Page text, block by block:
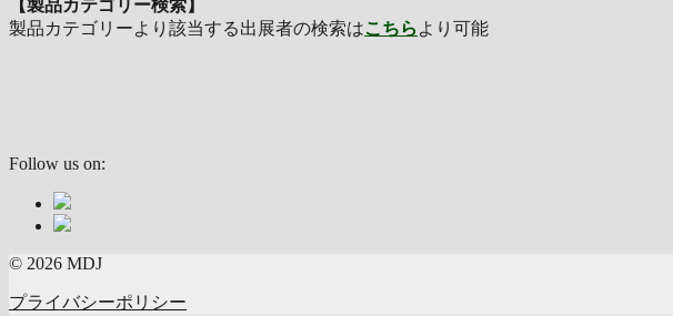
【製品カテゴリー検索】
製品カテゴリーより該当する出展者の検索はこちら より可能
Follow us on:
© 2026 MDJ
プライバシーポリシー